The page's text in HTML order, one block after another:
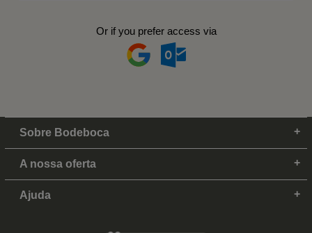
Or if you prefer access via
Sobre Bodeboca
A nossa oferta
Ajuda